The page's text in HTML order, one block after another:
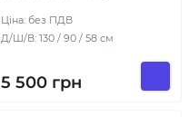
Ціна: без ПДВ
Д/Ш/В: 130 / 90 / 58 см
5 500 грн